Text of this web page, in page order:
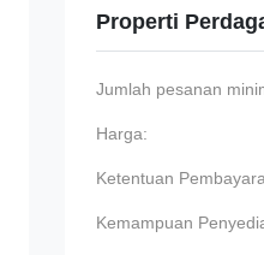
Properti
Jumlah pesanan
Harga:
Ketentuan
Kemampuan